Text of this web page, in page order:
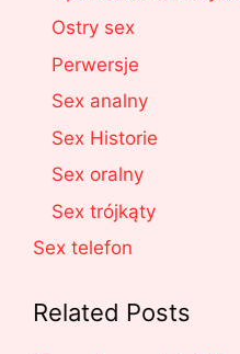
Ostry sex
Perwersje
Sex analny
Sex Historie
Sex oralny
Sex trójkąty
Sex telefon
Related Posts